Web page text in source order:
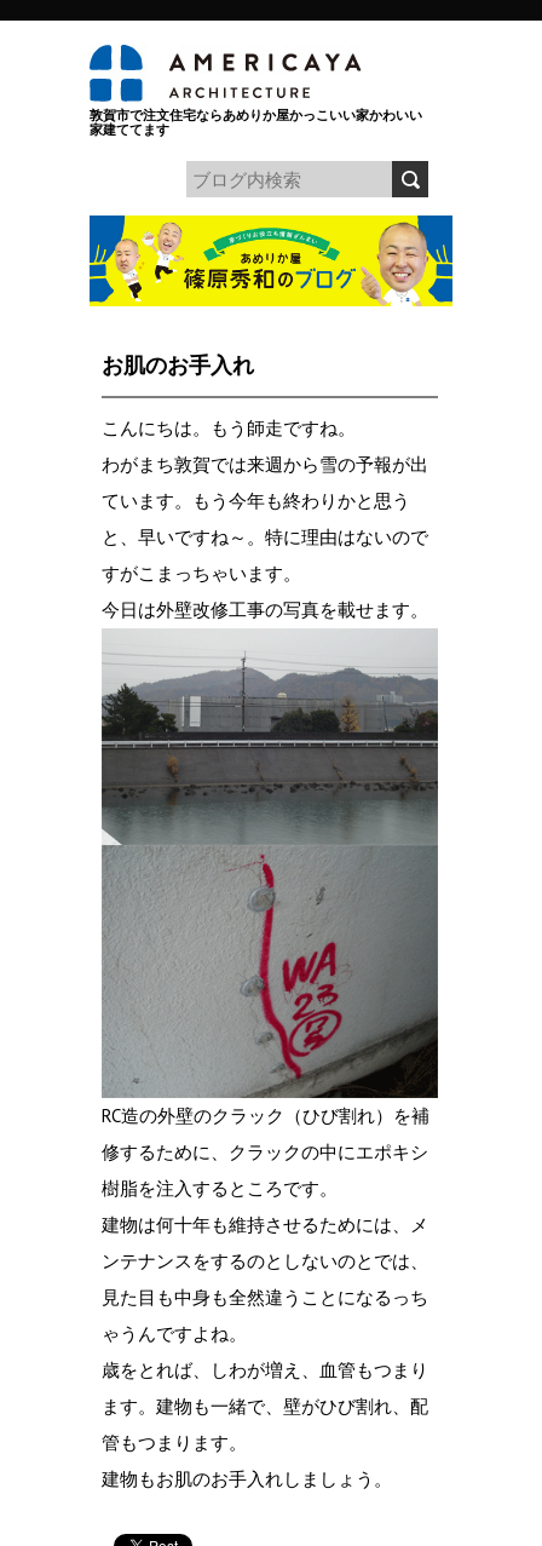
敦賀市で注文住宅ならあめりか屋かっこいい家かわいい
家建ててます
お肌のお手入れ
こんにちは。もう師走ですね。
わがまち敦賀では来週から雪の予報が出
ています。もう今年も終わりかと思う
と、早いですね～。特に理由はないので
すがこまっちゃいます。
今日は外壁改修工事の写真を載せます。
RC造の外壁のクラック（ひび割れ）を補
修するために、クラックの中にエポキシ
樹脂を注入するところです。
建物は何十年も維持させるためには、メ
ンテナンスをするのとしないのとでは、
見た目も中身も全然違うことになるっち
ゃうんですよね。
歳をとれば、しわが増え、血管もつまり
ます。建物も一緒で、壁がひび割れ、配
管もつまります。
建物もお肌のお手入れしましょう。